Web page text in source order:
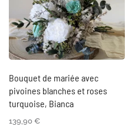
Bouquet de mariée avec
pivoines blanches et roses
turquoise, Bianca
139,90 €